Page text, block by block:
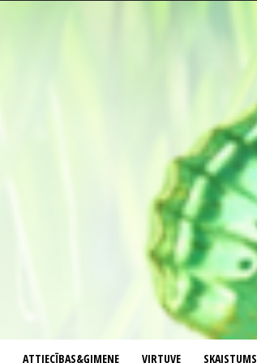
ATTIECĪBAS&ĢIMENE VIRTUVE SKAISTUMS